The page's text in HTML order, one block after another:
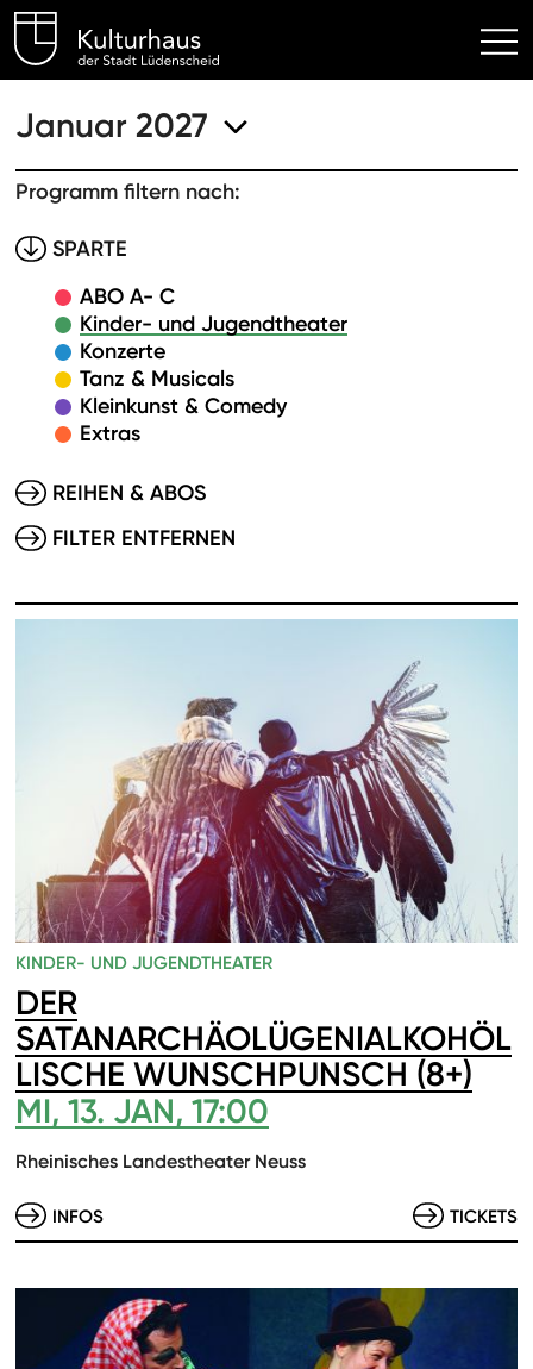
Kulturhaus Lüdenscheid
Januar 2027
Programm filtern nach:
SPARTE
ABO A- C
Kinder- und Jugendtheater
Konzerte
Tanz & Musicals
Kleinkunst & Comedy
Extras
REIHEN & ABOS
FILTER ENTFERNEN
KINDER- UND JUGENDTHEATER
DER
SATANARCHÄOLÜGENIALKOHÖL
LISCHE WUNSCHPUNSCH (8+)
MI, 13. JAN, 17:00
Rheinisches Landestheater Neuss
INFOS TICKETS